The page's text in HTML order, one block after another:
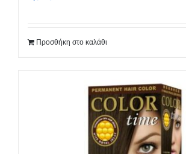
Προσθήκη στο καλάθι